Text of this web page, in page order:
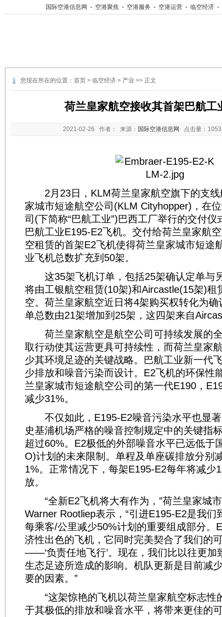
国际空港信息网 - 空港聚焦 - 空港服务 - 空港运营 - 临空经济 -
您现在所在的位置： 首页 > 临空经济 > 产业 >> 正文
荷兰皇家航空接收其首架巴航工
2021-02-26 作者： 来源： 国际空港信息网 点击量：
2月23日，KLM荷兰皇家航空旗下的支线
家城市短途航空公司(KLM Cityhopper)，在
司(下简称“巴航工业”)巴西工厂举行的交付仪
巴航工业E195-E2飞机。交付给荷兰皇家航
空租赁的首架E2飞机使得荷兰皇家城市短途
业飞机总数扩充到50架。
这35架飞机订单，包括25架确认定单与
将由工银航空租赁(10架)和Aircastle(15架)租
空。荷兰皇家航空近日将4架购买权转化为
单总数由21架增加到25架，这四架来自
荷兰皇家航空是航空公司可持续发展的
取行动使其运营更具可持续性，而荷兰皇家
少其环境足迹的关键战略。巴航工业新一代
少排放和噪音污染而设计。E2飞机的环保性
兰皇家城市短途航空公司的第一代E190，
减少31%。
不仅如此，E195-E2噪音污染水平也显著
史基浦机场严格的噪音控制规定中的关键
超过60%。E2极低的外部噪音水平已远低于
O)计划的未来限制。单程及单座碳排放分别
1%。正常情况下，每架E195-E2每年将减少
放。
“全新E2飞机将大有作为，”荷兰皇家城
Warner Rootliep表示，“引进E195-E2是我们
每乘客/公里减少50%计划的重要组成部分。
济性出色的飞机，它同时完美契合了我们的
——‘负责任地飞行’。现在，我们比以往更加
生态足迹所造成的影响。机队更新是目前减
要的因素。”
“这架惊艳的飞机以荷兰皇家航空标志性
于其极低的排放和噪音水平，将带来更佳的